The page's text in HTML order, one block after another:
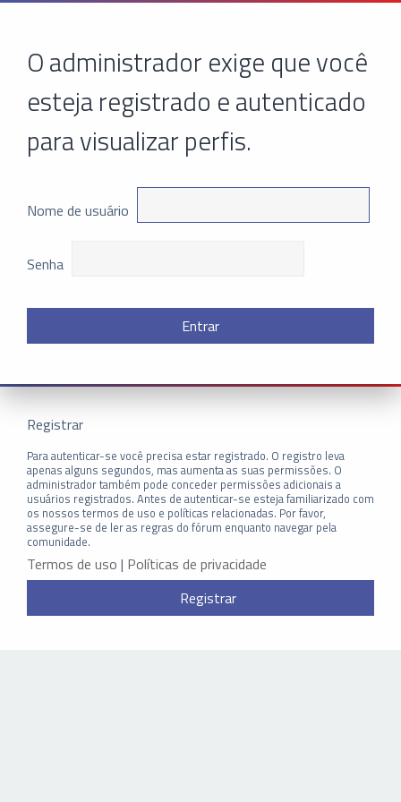
O administrador exige que você
esteja registrado e autenticado
para visualizar perfis.
Nome de usuário
Senha
Registrar
Para autenticar-se você precisa estar registrado. O registro leva
apenas alguns segundos, mas aumenta as suas permissões. O
administrador também pode conceder permissões adicionais a
usuários registrados. Antes de autenticar-se esteja familiarizado com
os nossos termos de uso e políticas relacionadas. Por favor,
assegure-se de ler as regras do fórum enquanto navegar pela
comunidade.
Termos de uso | Políticas de privacidade
Registrar